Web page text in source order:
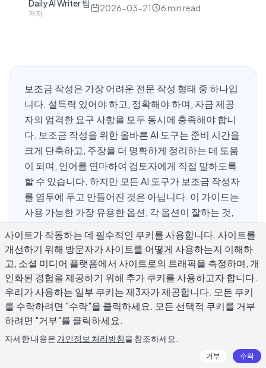
Daily AI Writer 팀
저자
2026-03-21 6 min read
보조금 작성은 가장 어려운 전문 작성 형태 중 하나입
니다. 설득력 있어야 하고, 정확해야 하며, 자금 제공
자의 엄격한 요구 사항을 모두 동시에 충족해야 합니
다. 보조금 작성을 위한 올바른 AI 도구는 준비 시간을
크게 단축하고, 주장을 더 명확하게 정리하는 데 도움
이 되며, 언어를 연마하여 검토자에게 직접 말하도록
할 수 있습니다. 하지만 모든 AI 도구가 보조금 작성자
를 염두에 두고 만들어진 것은 아닙니다. 이 가이드는
사용 가능한 가장 유용한 옵션, 각 옵션이 잘하는 것,
않으면서 실제 결과를 얻는 방법을 다룹니다.
보조금 작성용 AI 도구를 무엇이 유용하
게 만드나요?
보조금 제안은 특정한 유형의 작성이 필요합니다: 명확한 목
표, 측정 가능한 결과, 수백 개의 신청서를 읽는 검토자들과
사이트가 작동하는 데 필수적인 쿠키를 사용합니다. 사이트를
개선하기 위해 방문자가 사이트를 어떻게 사용하는지 이해하
고, 소셜 미디어 플랫폼에서 사이트로의 트래픽을 측정하며, 개
인화된 경험을 제공하기 위해 추가 쿠키를 사용하고자 합니다.
우리가 사용하는 일부 쿠키는 제3자가 제공합니다. 모든 쿠키
를 수락하려면 "수락"을 클릭하세요. 모든 선택적 쿠키를 거부
하려면 "거부"를 클릭하세요.
자세한 내용은 개인정보 처리방침을 참조하세요.
거부 수락